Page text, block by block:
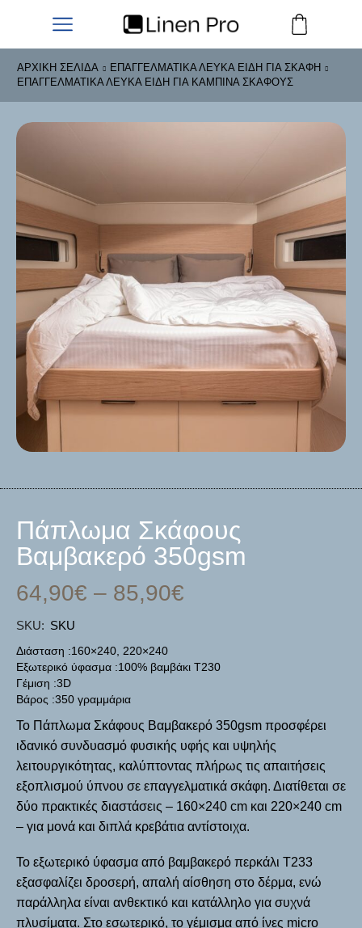
ΑΡΧΙΚΉ ΣΕΛΊΔΑ
ΕΠΑΓΓΕΛΜΑΤΙΚΆ ΛΕΥΚΆ ΕΊΔΗ ΓΙΑ ΣΚΆΦΗ
ΕΠΑΓΓΕΛΜΑΤΙΚΆ ΛΕΥΚΆ ΕΊΔΗ ΓΙΑ ΚΑΜΠΊΝΑ ΣΚΆΦΟΥΣ
Πάπλωμα Σκάφους
Βαμβακερό 350gsm
64,90€ – 85,90€
SKU: SKU
Διάσταση :160×240, 220×240
Εξωτερικό ύφασμα :100% βαμβάκι Τ230
Γέμιση :3D
Βάρος :350 γραμμάρια
Το Πάπλωμα Σκάφους Βαμβακερό 350gsm προσφέρει
ιδανικό συνδυασμό φυσικής υφής και υψηλής
λειτουργικότητας, καλύπτοντας πλήρως τις απαιτήσεις
εξοπλισμού ύπνου σε επαγγελματικά σκάφη. Διατίθεται σε
δύο πρακτικές διαστάσεις – 160×240 cm και 220×240 cm
– για μονά και διπλά κρεβάτια αντίστοιχα.
Το εξωτερικό ύφασμα από βαμβακερό περκάλι T233
εξασφαλίζει δροσερή, απαλή αίσθηση στο δέρμα, ενώ
παράλληλα είναι ανθεκτικό και κατάλληλο για συχνά
πλυσίματα. Στο εσωτερικό, το γέμισμα από ίνες micro